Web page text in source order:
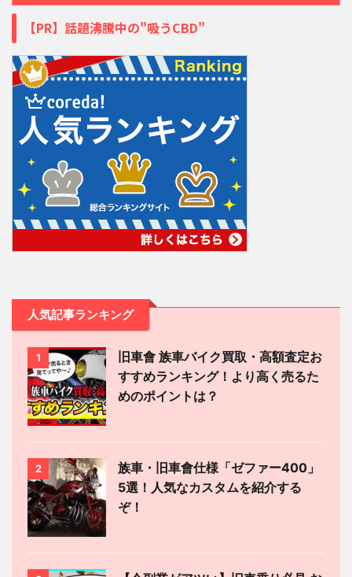
【PR】話題沸騰中の"吸うCBD"
人気記事ランキング
1
旧車會 族車バイク買取・高額査定お
すすめランキング！より高く売るた
めのポイントは？
2
族車・旧車會仕様「ゼファー400」
5選！人気なカスタムを紹介する
ぞ！